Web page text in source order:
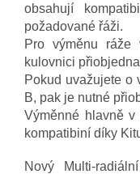
obsahují
požadované řáži.
Pro výměnu
kulovnici
Pokud uvažujete o
B, pak je nutné
Výměnné hlavně
kompatibiní díky
Nový Multi-